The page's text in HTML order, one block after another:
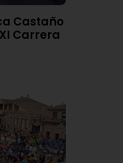
Castaño
Carrera